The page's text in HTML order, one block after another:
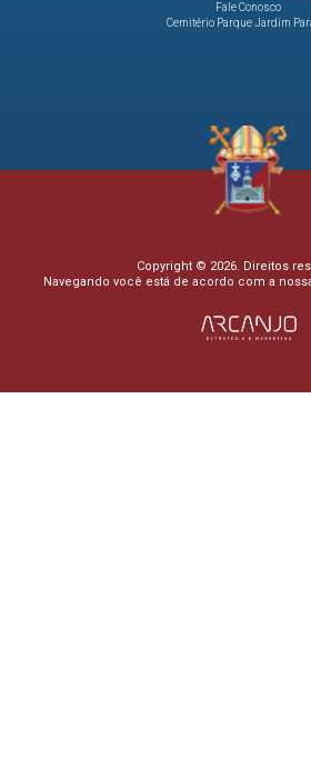
Fale Conosco
Cemitério Parque Jardim
Copyright © 2026. Direitos
Navegando você está de acordo com a